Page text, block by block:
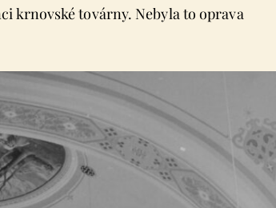
krnovské továrny. Nebyla to oprava